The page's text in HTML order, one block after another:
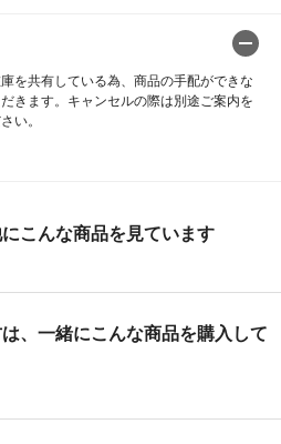
を共有している為、商品の手配ができな
きます。キャンセルの際は別途ご案内を
い。
こんな商品を見ています
、一緒にこんな商品を購入して